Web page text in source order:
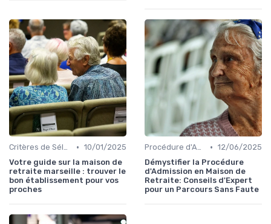
Critères de Sélection • 10/01/2025
Votre guide sur la maison de
retraite marseille : trouver le
bon établissement pour vos
proches
Procédure d'Admission • 12/06/2025
Démystifier la Procédure
d'Admission en Maison de
Retraite: Conseils d'Expert
pour un Parcours Sans Faute